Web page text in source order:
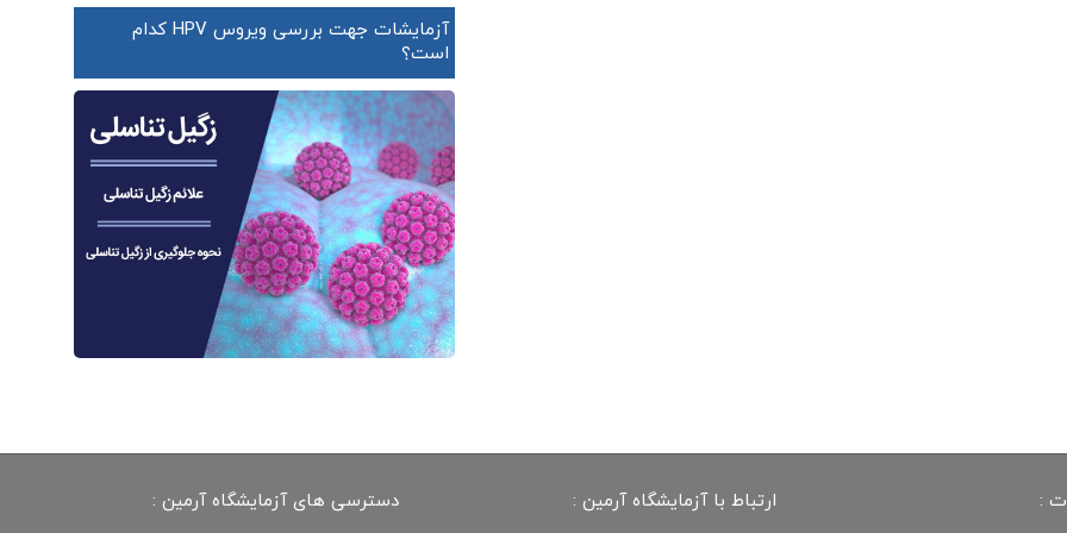
آزمایشات جهت بررسی ویروس HPV کدام
است؟
: ارتباط با آزمایشگاه آرمین : دسترسی های آزمایشگاه آرمین :